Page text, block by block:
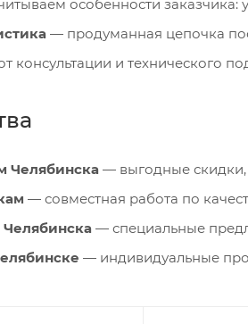
особенности заказчика:
— продуманная цепочка
консультации и технического
Челябинска — выгодные скидки,
— совместная работа по
— специальные
— индивидуальные